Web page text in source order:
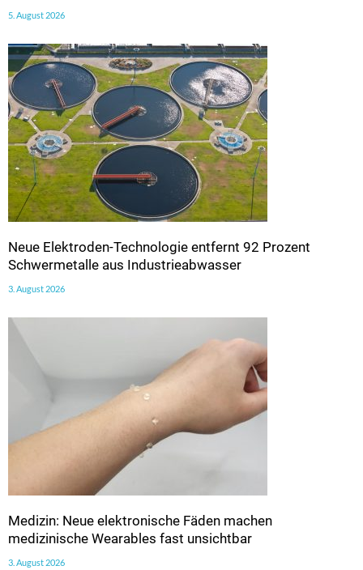
5. August 2026
Neue Elektroden-Technologie entfernt 92 Prozent
Schwermetalle aus Industrieabwasser
3. August 2026
Medizin: Neue elektronische Fäden machen
medizinische Wearables fast unsichtbar
3. August 2026